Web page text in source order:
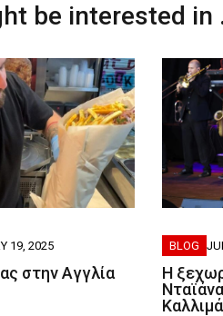
be interested in
19, 2025
στην Αγγλία
BLOG
Η